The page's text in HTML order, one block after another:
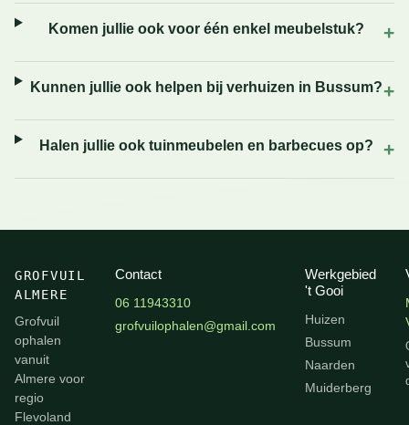
Komen jullie ook voor één enkel meubelstuk?
Kunnen jullie ook helpen bij verhuizen in Bussum?
Halen jullie ook tuinmeubelen en barbecues op?
GROFVUIL
ALMERE
Grofvuil
ophalen
vanuit
Almere voor
regio
Flevoland
Contact
06 11943310
grofvuilophalen@gmail.com
Werkgebied
't Gooi
Huizen
Bussum
Naarden
Muiderberg